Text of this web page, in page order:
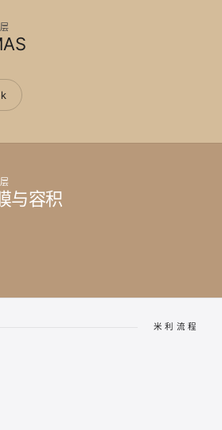
与容积
米利流程